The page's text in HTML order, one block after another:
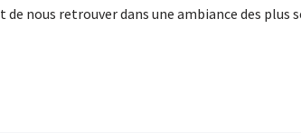
nous retrouver dans une ambiance des